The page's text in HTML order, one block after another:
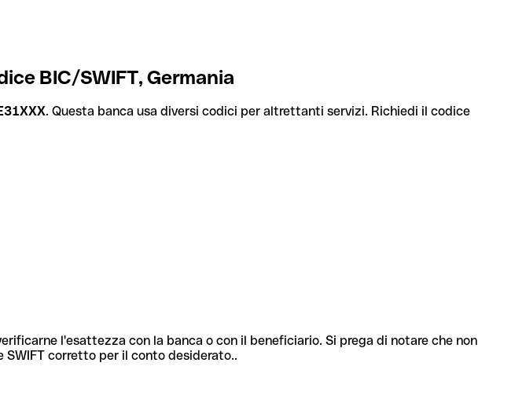
BIC/SWIFT, Germania
. Questa banca usa diversi codici per altrettanti servizi. Richiedi il codice
l'esattezza con la banca o con il beneficiario. Si prega di notare che non
corretto per il conto desiderato..